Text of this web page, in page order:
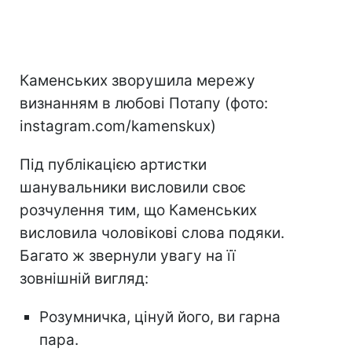
Каменських зворушила мережу
визнанням в любові Потапу (фото:
instagram.com/kamenskux)
Під публікацією артистки
шанувальники висловили своє
розчулення тим, що Каменських
висловила чоловікові слова подяки.
Багато ж звернули увагу на її
зовнішній вигляд:
Розумничка, цінуй його, ви гарна
пара.